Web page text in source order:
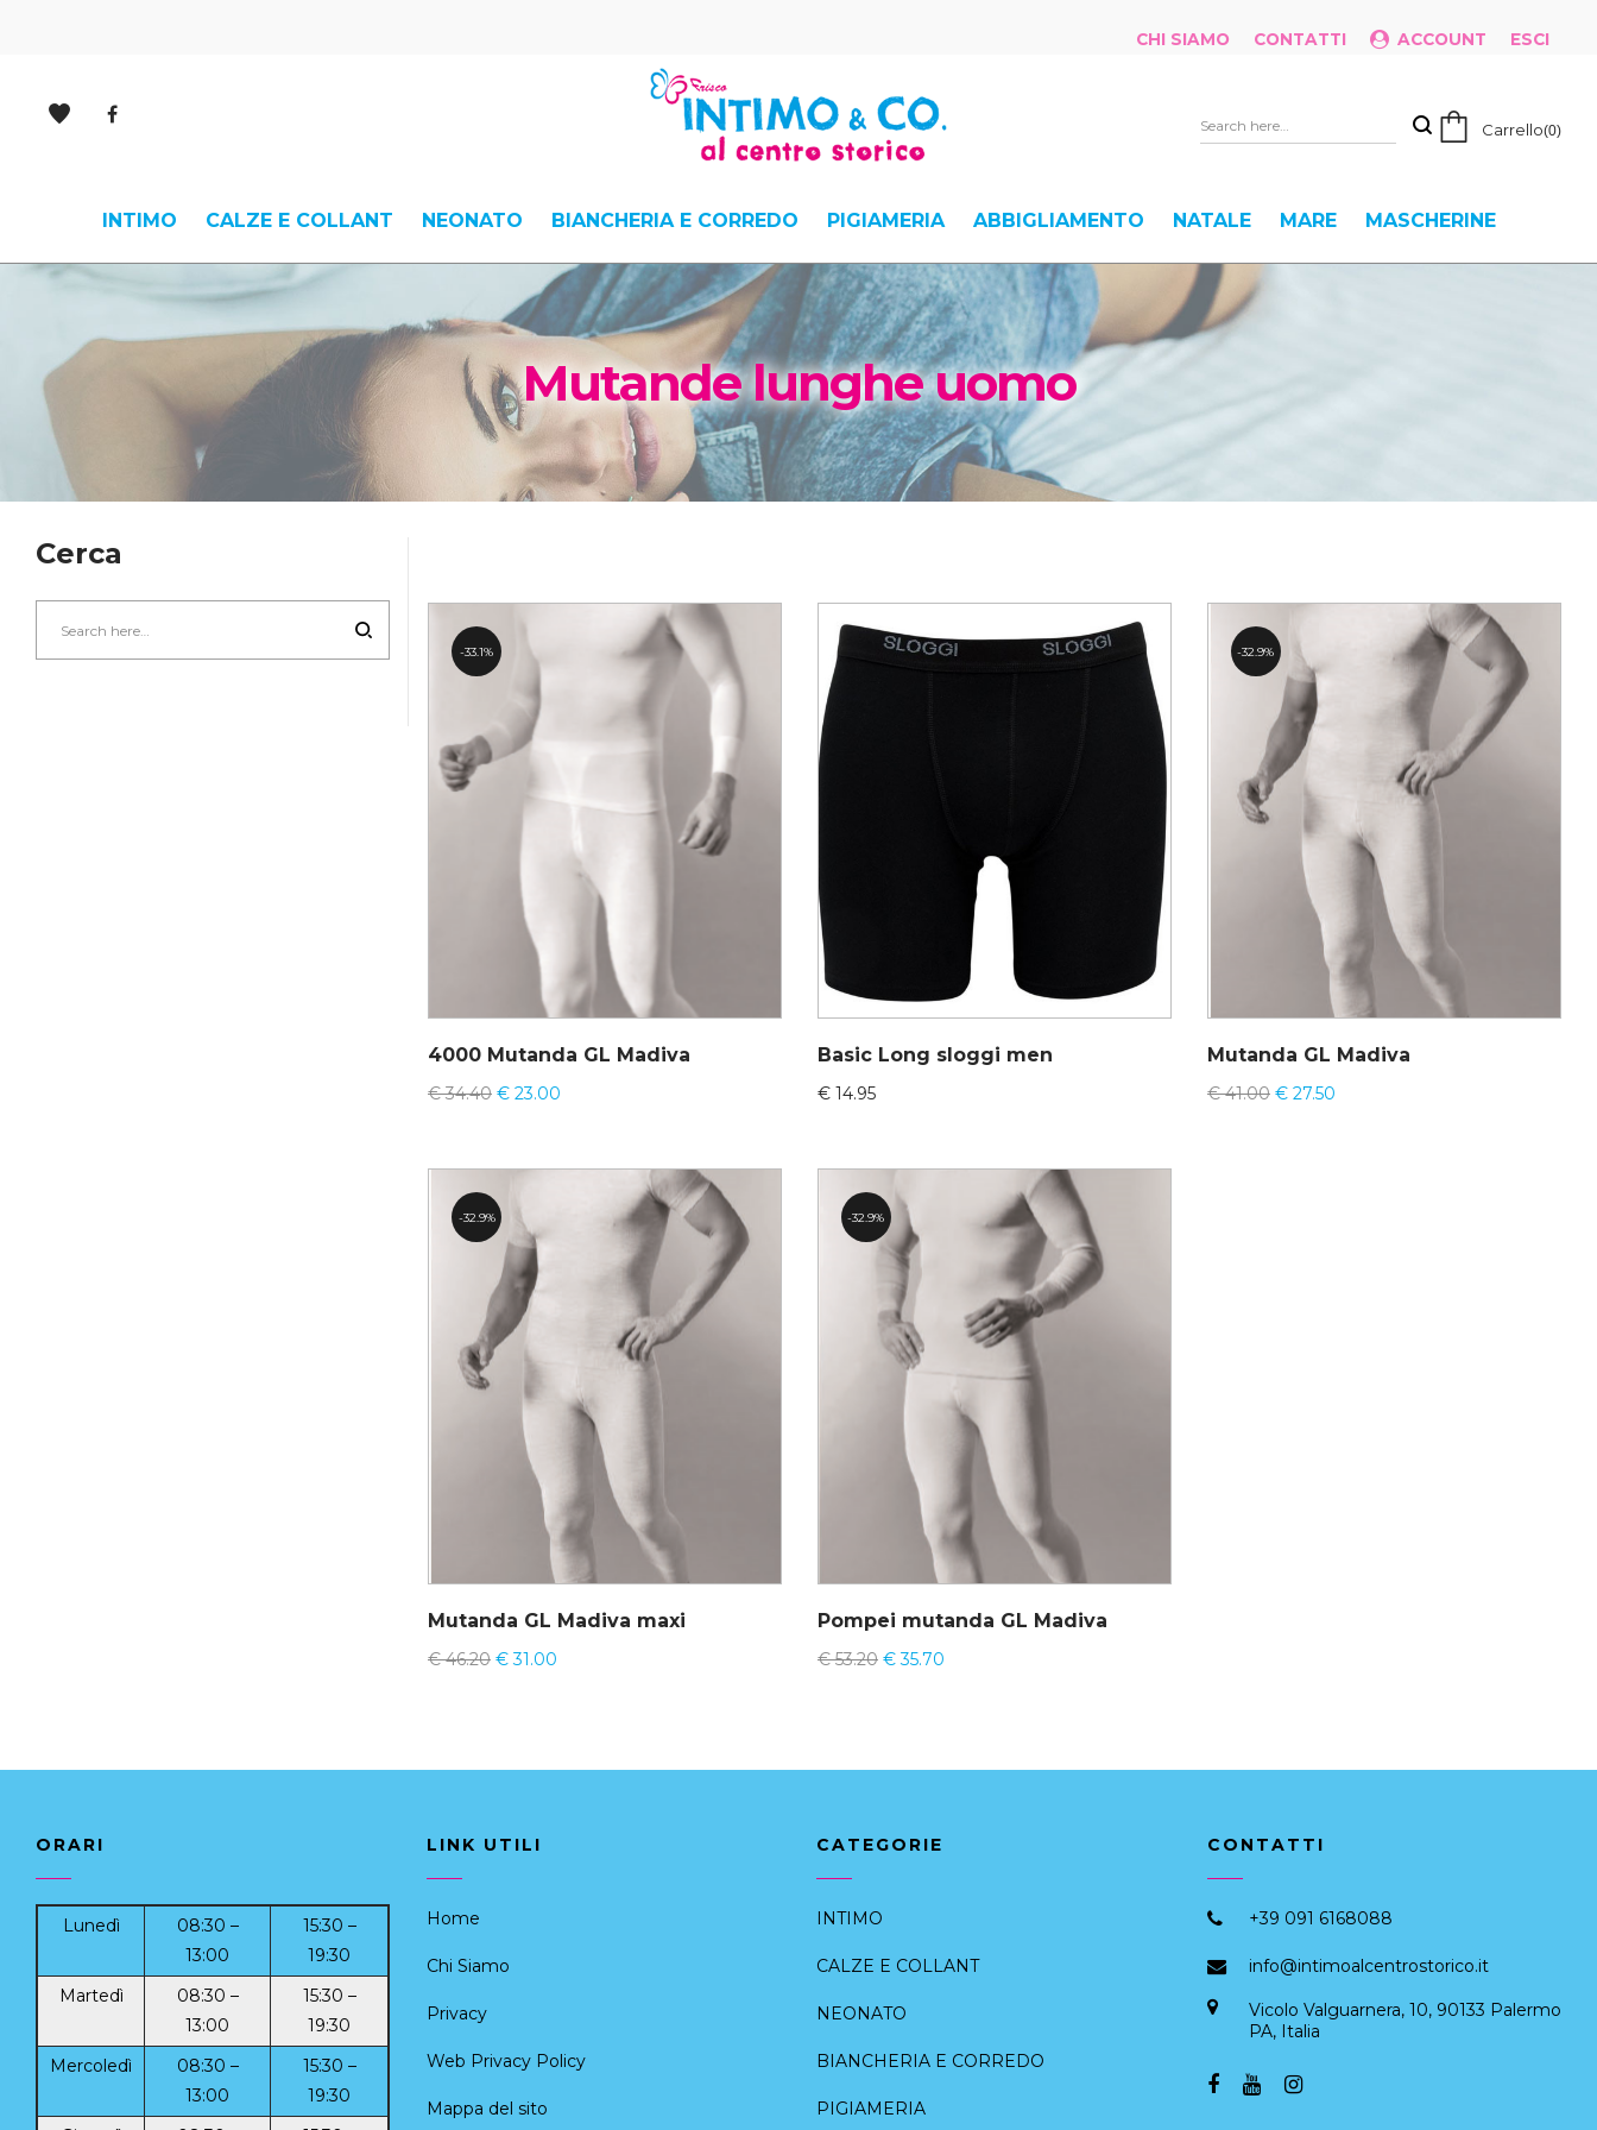
CHI SIAMO CONTATTI ACCOUNT ESCI
Carrello 0
INTIMO CALZE E COLLANT NEONATO BIANCHERIA E CORREDO PIGIAMERIA ABBIGLIAMENTO NATALE MARE MASCHERINE
Mutande lunghe uomo
33.1%
4000 Mutanda GL Madiva
€34.40 € 23.00
Basic Long sloggi men
€14.95
32.9%
Mutanda GL Madiva
€41.00 €27.50
32.9%
Mutanda GL Madiva maxi
€46.20 €31.00
32.9%
Pompei mutanda GL Madiva
€53.20 €35.70
Cerca
ORARI
Lunedì
08:30 –
13:00
15:30 –
19:30
Martedì
08:30 –
13:00
15:30 –
19:30
Mercoledì
08:30 –
13:00
15:30 –
19:30
LINK UTILI
Home
Chi Siamo
Privacy
Web Privacy Policy
Mappa del sito
CATEGORIE
INTIMO
CALZE E COLLANT
NEONATO
BIANCHERIA E CORREDO
PIGIAMERIA
CONTATTI
+39 091 6168088
info@intimoalcentrostorico.it
Vicolo Valguarnera, 10, 90133 Palermo
PA, Italia